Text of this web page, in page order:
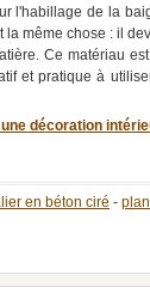
l'habillage de la
la même chose : il
Ce matériau
et pratique à
décoration
en béton ciré -